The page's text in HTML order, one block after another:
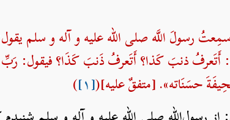
رسولَ اللَّه صلی الله علیه و آله و سلم
أَتَعرفُ ذنبَ كَذا؟ أَتَعرفُ ذَنبَ كَذَا؟ فيقول:
حسَنَاته». [متفقٌ عليه]([۱] )